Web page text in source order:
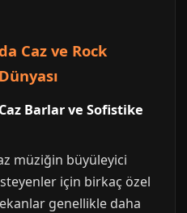
Caz ve Rock
Barlar ve Sofistike
müziğin büyüleyici
için birkaç özel
genellikle daha